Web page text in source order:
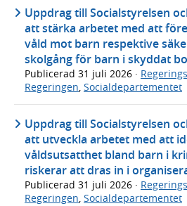
Uppdrag till Socialstyrelsen
att stärka arbetet med att
våld mot barn respektive
skolgång för barn i skyddat
Publicerad 31 juli 2026 ·
Regeringen, Socialdepartementet
Uppdrag till Socialstyrelsen
att utveckla arbetet med att
våldsutsatthet bland barn i
riskerar att dras in i
Publicerad 31 juli 2026 ·
Regeringen Socialdepartementet